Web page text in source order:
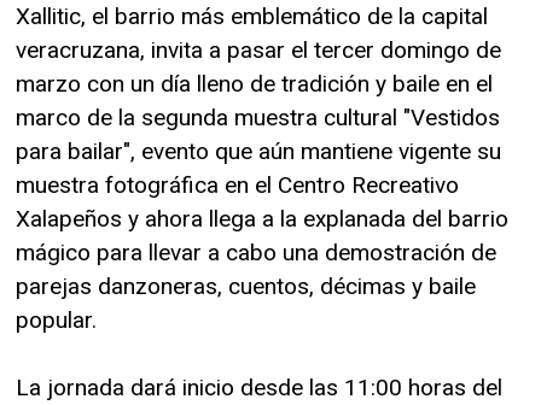
Xallitic, el barrio más emblemático de la capital
veracruzana, invita a pasar el tercer domingo de
marzo con un día lleno de tradición y baile en el
marco de la segunda muestra cultural "Vestidos
para bailar", evento que aún mantiene vigente su
muestra fotográfica en el Centro Recreativo
Xalapeños y ahora llega a la explanada del barrio
mágico para llevar a cabo una demostración de
parejas danzoneras, cuentos, décimas y baile
popular.
La jornada dará inicio desde las 11:00 horas del